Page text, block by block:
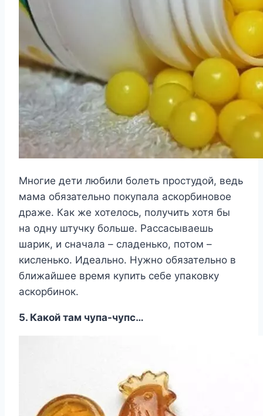
Многие дети любили болеть простудой, ведь
мама обязательно покупала аскорбиновое
драже. Как же хотелось, получить хотя бы
на одну штучку больше. Рассасываешь
шарик, и сначала – сладенько, потом –
кисленько. Идеально. Нужно обязательно в
ближайшее время купить себе упаковку
аскорбинок.
5. Какой там чупа-чупс…